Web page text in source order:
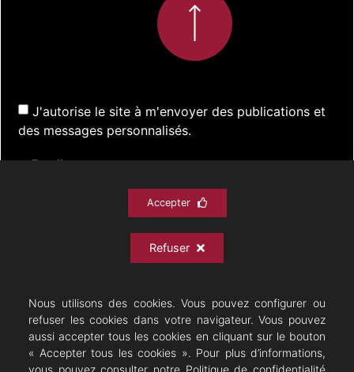
J'autorise le site à m'envoyer des publications et
des messages personnalisés.
S'inscrire
SPECTACLESDOCUMENTATION
Nous utilisons des cookies. Vous pouvez configurer ou
refuser les cookies dans votre navigateur. Vous pouvez
aussi accepter tous les cookies en cliquant sur le bouton
« Accepter tous les cookies ». Pour plus d’informations,
vous pouvez consulter notre Politique de confidentialité
Accepter
Refuser